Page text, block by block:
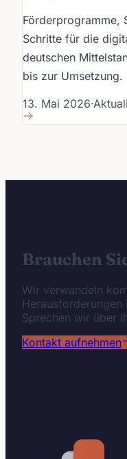
Förderprogramme,
Schritte für die
deutschen
bis zur Umsetzung.
13. Mai 2026·
Brauchen
Wir verwandeln
Sprechen wir über
Kontakt aufnehmen